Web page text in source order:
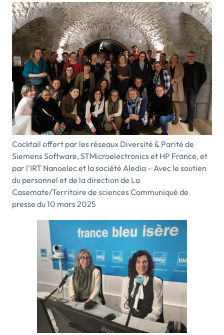
Cocktail offert par les réseaux Diversité & Parité de
Siemens Software, STMicroelectronics et HP France, et
par l’IRT Nanoelec et la société Aledia – Avec le soutien
du personnel et de la direction de La
Casemate/Territoire de sciences Communiqué de
presse du 10 mars 2025